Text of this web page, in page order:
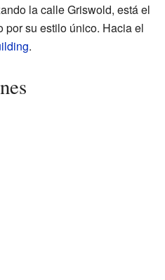
la calle Griswold, está el
por su estilo único. Hacia el
.